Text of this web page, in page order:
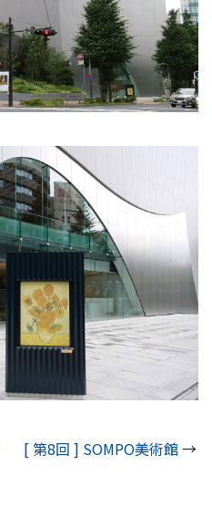
[ 第8回 ] SOMPO美術館→